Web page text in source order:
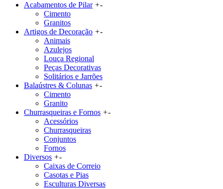
Acabamentos de Pilar +-
Cimento
Granitos
Artigos de Decoração +-
Animais
Azulejos
Louça Regional
Peças Decorativas
Solitários e Jarrões
Balaústres & Colunas +-
Cimento
Granito
Churrasqueiras e Fornos +-
Acessórios
Churrasqueiras
Conjuntos
Fornos
Diversos +-
Caixas de Correio
Casotas e Pias
Esculturas Diversas